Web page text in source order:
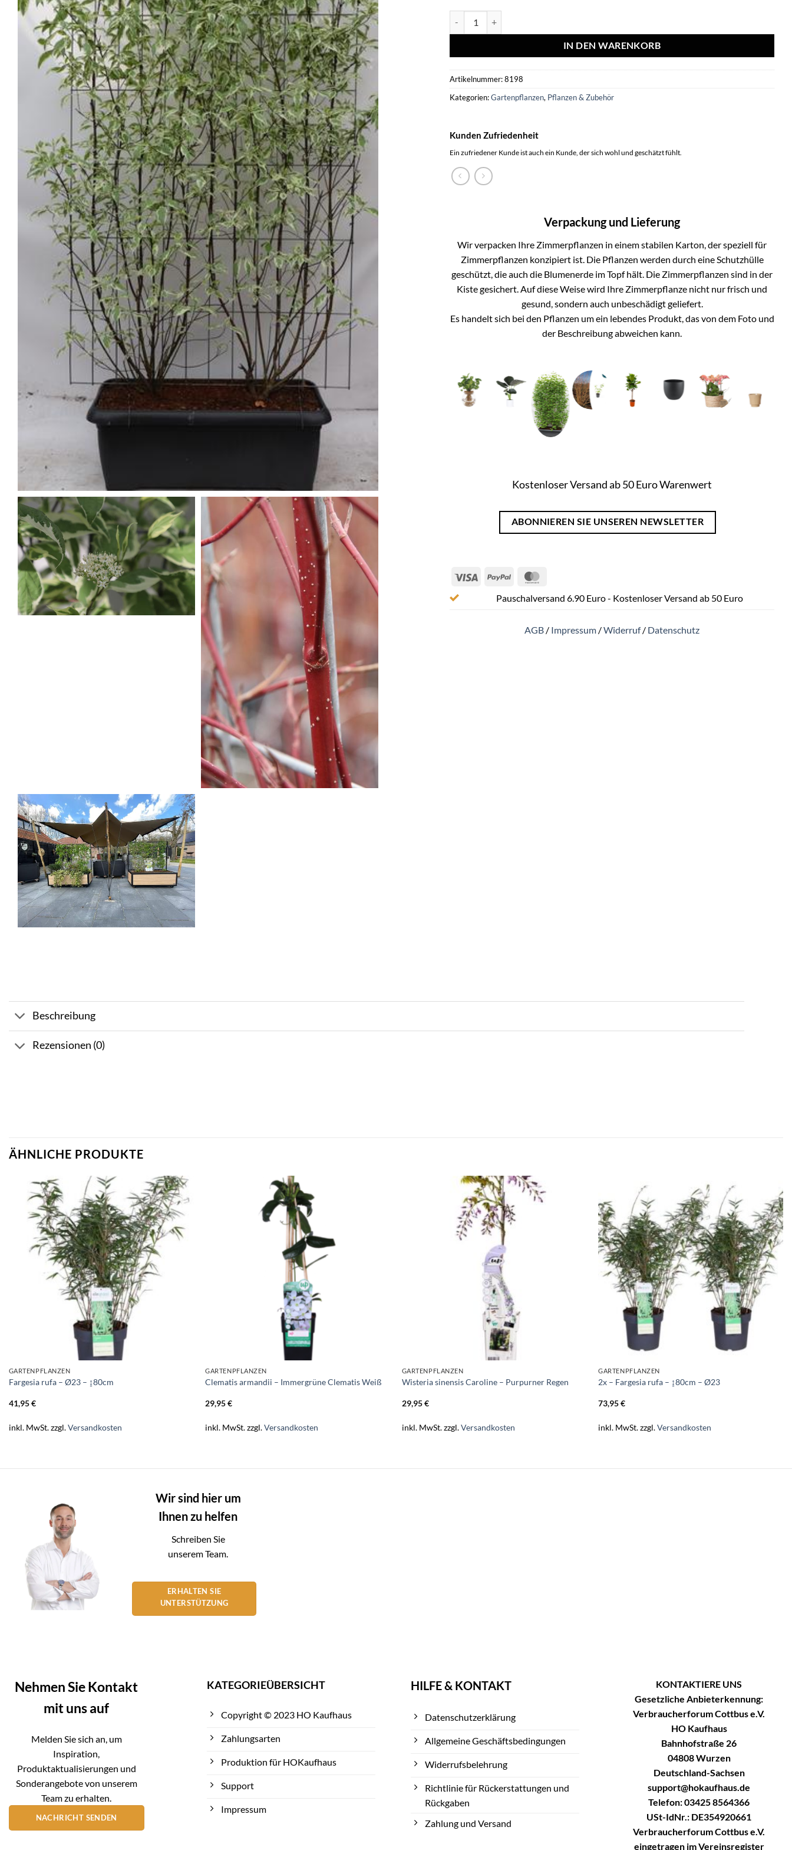
IN DEN WARENKORB
Artikelnummer:8198
Kategorien:Gartenpflanzen, Pflanzen & Zubehör
Kunden Zufriedenheit
Ein zufriedener Kunde ist auch ein Kunde, der sich wohl und geschätzt fühlt.
Verpackung und Lieferung
Wir verpacken Ihre Zimmerpflanzen in einem stabilen Karton, der speziell für
Zimmerpflanzen konzipiert ist. Die Pflanzen werden durch eine Schutzhülle
geschützt, die auch die Blumenerde im Topf hält. Die Zimmerpflanzen sind in der
Kiste gesichert. Auf diese Weise wird Ihre Zimmerpflanze nicht nur frisch und
gesund, sondern auch unbeschädigt geliefert.
Es handelt sich bei den Pflanzen um ein lebendes Produkt, das von dem Foto und
der Beschreibung abweichen kann.
Kostenloser Versand ab 50 Euro Warenwert
ABONNIEREN SIE UNSEREN NEWSLETTER
Visa PayPal
Pauschalversand 6.90 Euro - Kostenloser Versand ab 50 Euro
AGB / Impressum /Widerruf/ Datenschutz
Beschreibung
Rezensionen (0)
ÄHNLICHE PRODUKTE
GARTENPFLANZEN
Fargesia rufa – Ø23 – ↨80cm
41,95€
inkl. MwSt.zzgl.Versandkosten
GARTENPFLANZEN
Clematis armandii – Immergrüne Clematis Weiß
29,95€
inkl. MwSt.zzgl.Versandkosten
GARTENPFLANZEN
Wisteria sinensis Caroline – Purpurner Regen
29,95€
inkl. MwSt.zzgl.Versandkosten
GARTENPFLANZEN
2x – Fargesia rufa – ↨80cm – Ø23
73,95€
inkl. MwSt.zzgl.Versandkosten
Wir sind hier um
Ihnen zu helfen
Schreiben Sie
unserem Team.
ERHALTEN SIE
UNTERSTÜTZUNG
Nehmen Sie Kontakt
mit uns auf
Melden Sie sich an, um
Inspiration,
Produktaktualisierungen und
Sonderangebote von unserem
Team zu erhalten.
NACHRICHT SENDEN
KATEGORIEÜBERSICHT
Copyright © 2023 HO Kaufhaus
Zahlungsarten
Produktion für HOKaufhaus
Support
Impressum
HILFE & KONTAKT
Datenschutzerklärung
Allgemeine Geschäftsbedingungen
Widerrufsbelehrung
Richtlinie für Rückerstattungen und
Rückgaben
Zahlung und Versand
KONTAKTIERE UNS
Gesetzliche Anbieterkennung:
Verbraucherforum Cottbus e.V.
HO Kaufhaus
Bahnhofstraße 26
04808 Wurzen
Deutschland-Sachsen
support@hokaufhaus.de
Telefon: 03425 8564366
USt-IdNr.: DE354920661
Verbraucherforum Cottbus e.V.
eingetragen im Vereinsregister